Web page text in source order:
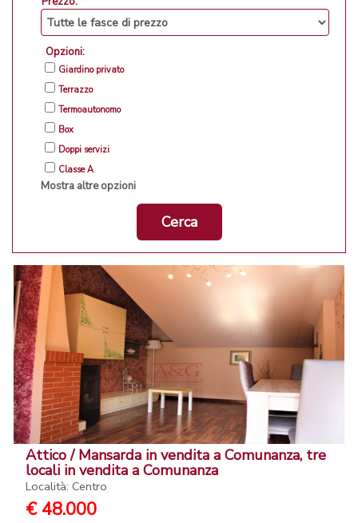
Opzioni:
Giardino privato
Terrazzo
Termoautonomo
Box
Doppi servizi
Classe A
Mostra altre opzioni
Cerca
Attico / Mansarda in vendita a Comunanza, tre
locali in vendita a Comunanza
Località: Centro
€ 48.000